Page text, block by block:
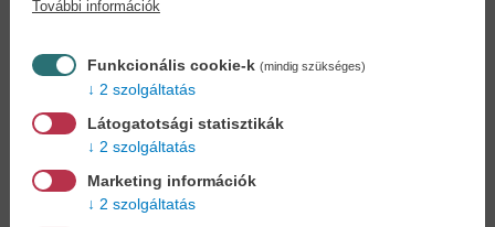
könyve beszerzését!Könyvkereső-szolgálat
Otthonában, kényelmesen
könyvet - tumultus nélkül!
Kedvezmények, nyereményjátékok,
További információk
Funkcionális cookie-k (mindig szükséges)
2 szolgáltatás
Látogatotsági statisztikák
2 szolgáltatás
Marketing információk
2 szolgáltatás